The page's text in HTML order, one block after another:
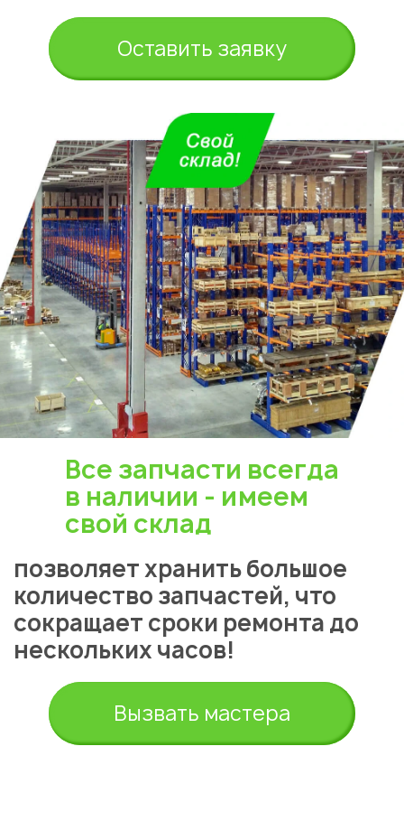
Оставить заявку
Все запчасти всегда
в наличии - имеем
свой склад
позволяет хранить большое
количество запчастей, что
сокращает сроки ремонта до
нескольких часов!
Вызвать мастера